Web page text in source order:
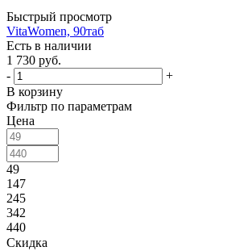
Быстрый просмотр
VitaWomen, 90таб
Есть в наличии
1 730 руб.
-
+
В корзину
Фильтр по параметрам
Цена
49
147
245
342
440
Скидка